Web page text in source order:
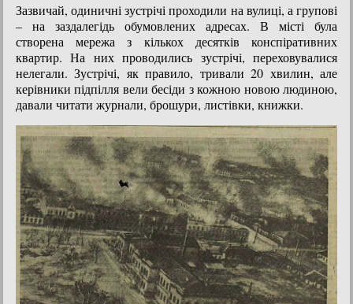
Зазвичай, одиничні зустрічі проходили на вулиці, а групові
– на заздалегідь обумовлених адресах. В місті була
створена мережа з кількох десятків конспіративних
квартир. На них проводились зустрічі, переховувалися
нелегали. Зустрічі, як правило, тривали 20 хвилин, але
керівники підпілля вели бесіди з кожною новою людиною,
давали читати журнали, брошури, листівки, книжки.